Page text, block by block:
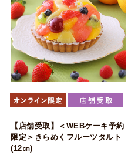
【店舗受取】＜WEBケーキ予約
限定＞きらめくフルーツタルト
(12㎝)